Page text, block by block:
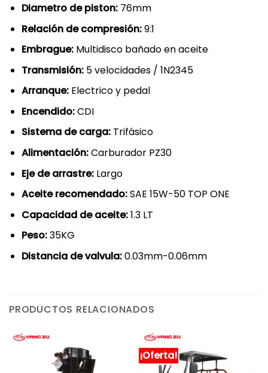
Diametro de piston:76mm
Relación de compresión:9:1
Embrague:Multidisco bañado en aceite
Transmisión: 5 velocidades / 1N2345
Arranque:Electrico y pedal
Encendido:CDI
Sistema de carga:Trifásico
Alimentación:Carburador PZ30
Eje de arrastre:Largo
Aceite recomendado:SAE 15W-50 TOP ONE
Capacidad de aceite:1.3 LT
Peso:35KG
Distancia de valvula:0.03mm-0.06mm
PRODUCTOS RELACIONADOS
¡Oferta!